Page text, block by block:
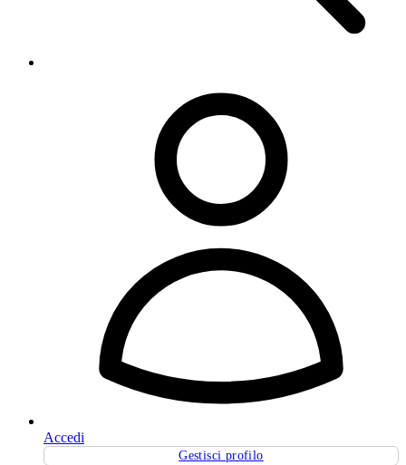
Accedi
Gestisci profilo